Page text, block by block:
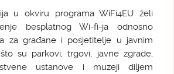
u okviru programa WiFi4EU želi
besplatnog Wi-fi-ja odnosno
za građane i posjetitelje u javnim
su parkovi, trgovi, javne zgrade,
ustanove i muzeji diljem